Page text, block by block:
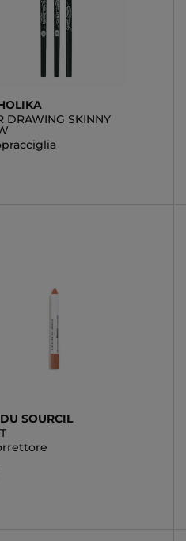
DRAWING SKINNY
SOURCIL